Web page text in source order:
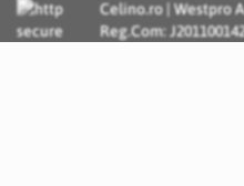
Celino.ro | Westpro
Reg.Com: